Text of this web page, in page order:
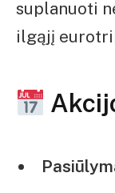
suplanuoti
ilgąjį